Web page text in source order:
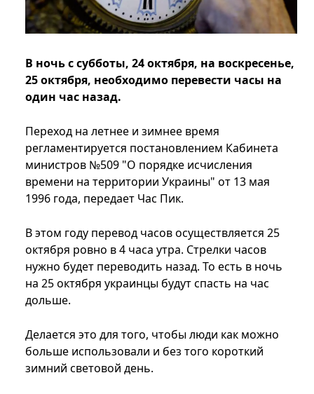
В ночь с субботы, 24 октября, на воскресенье,
25 октября, необходимо перевести часы на
один час назад.
Переход на летнее и зимнее время
регламентируется постановлением Кабинета
министров №509 "О порядке исчисления
времени на территории Украины" от 13 мая
1996 года, передает Час Пик.
В этом году перевод часов осуществляется 25
октября ровно в 4 часа утра. Стрелки часов
нужно будет переводить назад. То есть в ночь
на 25 октября украинцы будут спасть на час
дольше.
Делается это для того, чтобы люди как можно
больше использовали и без того короткий
зимний световой день.